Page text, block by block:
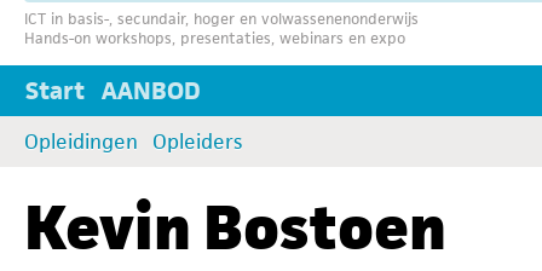
ICT in basis-, secundair, hoger en volwassenenonderwijs
Hands-on workshops, presentaties, webinars en expo
Start AANBOD
Opleidingen Opleiders
Kevin Bostoen